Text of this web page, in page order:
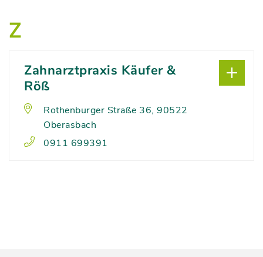
Z
Zahnarztpraxis Käufer &
Röß
Rothenburger Straße 36, 90522
Oberasbach
0911 699391